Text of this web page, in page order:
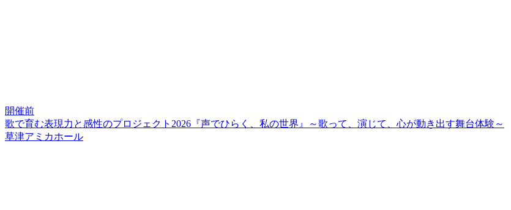
開催前
歌で育む表現力と感性のプロジェクト2026『声でひらく、私の世界』～歌って、演じて、心が動き出す舞台体験～
草津アミカホール